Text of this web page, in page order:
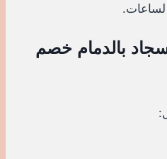
سجاد بالدمام خصم